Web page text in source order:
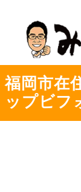
福岡市
ップビフ